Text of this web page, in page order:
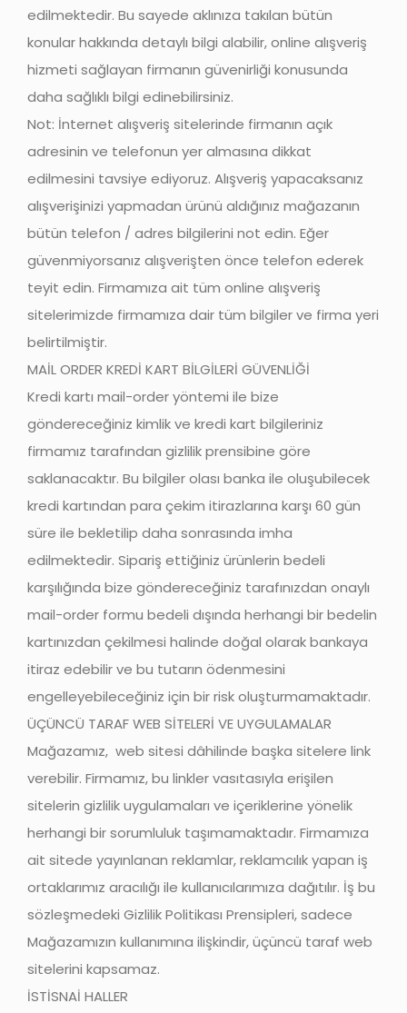
edilmektedir. Bu sayede aklınıza takılan bütün
konular hakkında detaylı bilgi alabilir, online alışveriş
hizmeti sağlayan firmanın güvenirliği konusunda
daha sağlıklı bilgi edinebilirsiniz.
Not: İnternet alışveriş sitelerinde firmanın açık
adresinin ve telefonun yer almasına dikkat
edilmesini tavsiye ediyoruz. Alışveriş yapacaksanız
alışverişinizi yapmadan ürünü aldığınız mağazanın
bütün telefon / adres bilgilerini not edin. Eğer
güvenmiyorsanız alışverişten önce telefon ederek
teyit edin. Firmamıza ait tüm online alışveriş
sitelerimizde firmamıza dair tüm bilgiler ve firma yeri
belirtilmiştir.
MAİL ORDER KREDİ KART BİLGİLERİ GÜVENLİĞİ
Kredi kartı mail-order yöntemi ile bize
göndereceğiniz kimlik ve kredi kart bilgileriniz
firmamız tarafından gizlilik prensibine göre
saklanacaktır. Bu bilgiler olası banka ile oluşubilecek
kredi kartından para çekim itirazlarına karşı 60 gün
süre ile bekletilip daha sonrasında imha
edilmektedir. Sipariş ettiğiniz ürünlerin bedeli
karşılığında bize göndereceğiniz tarafınızdan onaylı
mail-order formu bedeli dışında herhangi bir bedelin
kartınızdan çekilmesi halinde doğal olarak bankaya
itiraz edebilir ve bu tutarın ödenmesini
engelleyebileceğiniz için bir risk oluşturmamaktadır.
ÜÇÜNCÜ TARAF WEB SİTELERİ VE UYGULAMALAR
Mağazamız, web sitesi dâhilinde başka sitelere link
verebilir. Firmamız, bu linkler vasıtasıyla erişilen
sitelerin gizlilik uygulamaları ve içeriklerine yönelik
herhangi bir sorumluluk taşımamaktadır. Firmamıza
ait sitede yayınlanan reklamlar, reklamcılık yapan iş
ortaklarımız aracılığı ile kullanıcılarımıza dağıtılır. İş bu
sözleşmedeki Gizlilik Politikası Prensipleri, sadece
Mağazamızın kullanımına ilişkindir, üçüncü taraf web
sitelerini kapsamaz.
İSTİSNAİ HALLER